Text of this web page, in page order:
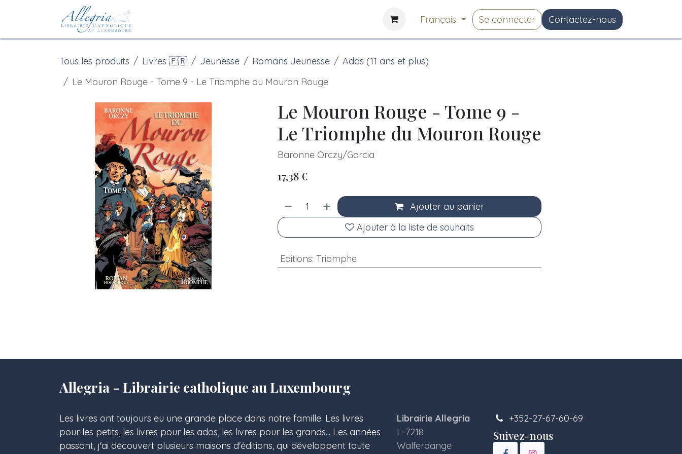
Se rendre au contenu
Français Se connecter Contactez-nous
Tous les produits Livres 🇫🇷 Jeunesse Romans Jeunesse
Ados (11 ans et plus)
Le Mouron Rouge - Tome 9 - Le Triomphe du Mouron Rouge
Le Mouron Rouge - Tome 9 -
Le Triomphe du Mouron Rouge
Baronne Orczy/Garcia
17,38€
Ajouter au panier
Ajouter à la liste de souhaits
Editions: Triomphe
Allegria - Librairie catholique au Luxembourg
Les livres ont toujours eu une grande place dans notre famille. Les livres
pour les petits, les livres pour les ados, les livres pour les grands... Les années
passant, j'ai découvert plusieurs maisons d'éditions, qui développent toute
Librairie Allegria
L-7218
Walferdange
+352-27-67-60-69
Suivez-nous